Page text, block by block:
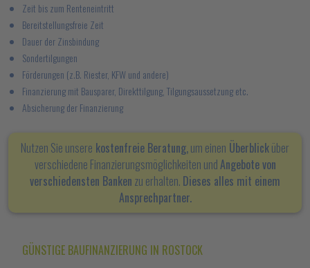
Zeit bis zum Renteneintritt
Bereitstellungsfreie Zeit
Dauer der Zinsbindung
Sondertilgungen
Förderungen (z.B. Riester, KFW und andere)
Finanzierung mit Bausparer, Direkttilgung, Tilgungsaussetzung etc.
Absicherung der Finanzierung
Nutzen Sie unsere kostenfreie Beratung,um einen Überblicküber
verschiedene Finanzierungsmöglichkeiten undAngebote von
verschiedensten Banken zu erhalten. Dieses alles mit einem
Ansprechpartner.
GÜNSTIGE BAUFINANZIERUNG IN ROSTOCK